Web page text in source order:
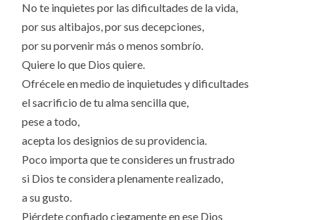
No te inquietes por las dificultades de la vida,
por sus altibajos, por sus decepciones,
por su porvenir más o menos sombrío.
Quiere lo que Dios quiere.
Ofrécele en medio de inquietudes y dificultades
el sacrificio de tu alma sencilla que,
pese a todo,
acepta los designios de su providencia.
Poco importa que te consideres un frustrado
si Dios te considera plenamente realizado,
a su gusto.
Piérdete confiado ciegamente en ese Dios